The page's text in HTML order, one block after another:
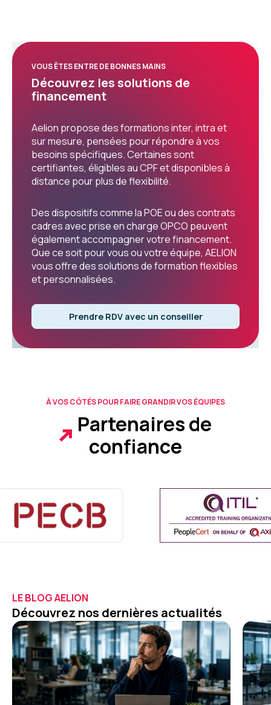
VOUS ÊTES ENTRE DE BONNES MAINS
Découvrez les solutions de
financement
Aelion propose des formations inter, intra et
sur mesure, pensées pour répondre à vos
besoins spécifiques. Certaines sont
certifiantes, éligibles au CPF et disponibles à
distance pour plus de flexibilité.
Des dispositifs comme la POE ou des contrats
cadres avec prise en charge OPCO peuvent
également accompagner votre financement.
Que ce soit pour vous ou votre équipe, AELION
vous offre des solutions de formation flexibles
et personnalisées.
Prendre RDV avec un conseiller
À VOS CÔTÉS POUR FAIRE GRANDIR VOS ÉQUIPES
Partenaires de
confiance
LE BLOG AELION
Découvrez nos dernières actualités